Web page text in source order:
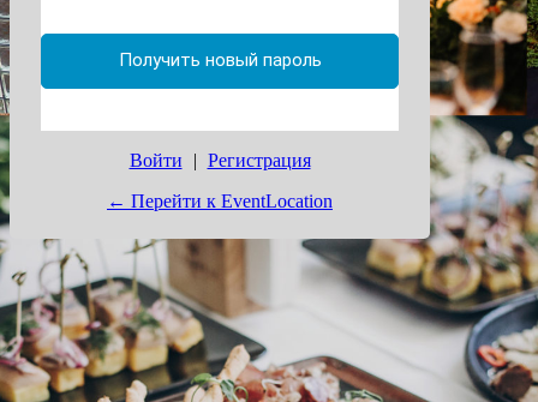
Войти | Регистрация
← Перейти к EventLocation